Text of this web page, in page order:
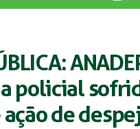
policial
de